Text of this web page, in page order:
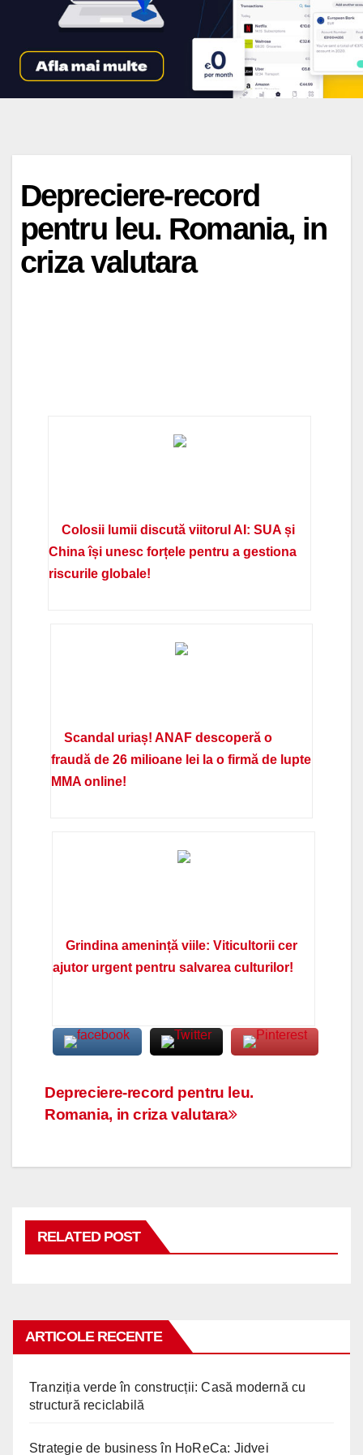
Depreciere-record
pentru leu. Romania, in
criza valutara
Colosii lumii discută viitorul AI: SUA și
China își unesc forțele pentru a gestiona
riscurile globale!
Scandal uriaș! ANAF descoperă o
fraudă de 26 milioane lei la o firmă de lupte
MMA online!
Grindina amenință viile: Viticultorii cer
ajutor urgent pentru salvarea culturilor!
Navigare
articole
Depreciere-record pentru leu.
Romania, in criza valutara
RELATED POST
ARTICOLE RECENTE
Tranziția verde în construcții: Casă modernă cu
structură reciclabilă
Strategie de business în HoReCa: Jidvei